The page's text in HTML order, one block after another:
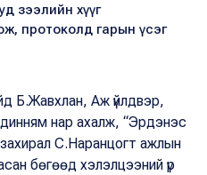
зээлийн хүүг
протоколд гарын үсэг
Б.Жавхлан, Аж үйлдвэр,
нар ахалж, “Эрдэнэс
захирал С.Наранцогт ажлын
бөгөөд хэлэлцээний үр